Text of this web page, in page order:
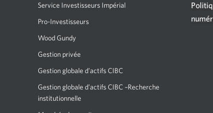
Service Investisseurs Impérial
Pro-Investisseurs
Wood Gundy
s’affichera.
Gestion privée
Gestion globale d’actifs CIBC
Gestion globale d’actifs CIBC –Recherche
institutionnelle